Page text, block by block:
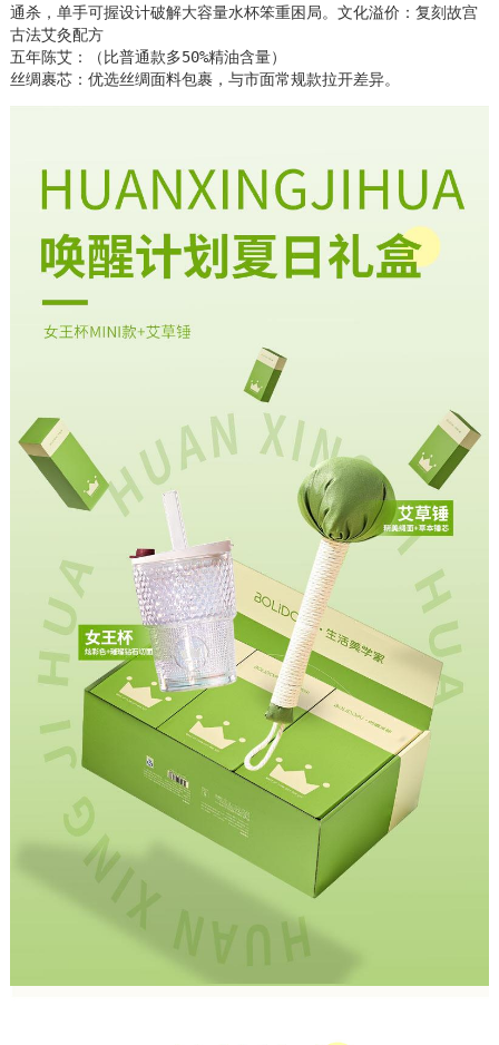
通杀，单手可握设计破解大容量水杯笨重困局。文化溢价：复刻故宫
古法艾灸配方
五年陈艾：（比普通款多50%精油含量）
丝绸裹芯：优选丝绸面料包裹，与市面常规款拉开差异。